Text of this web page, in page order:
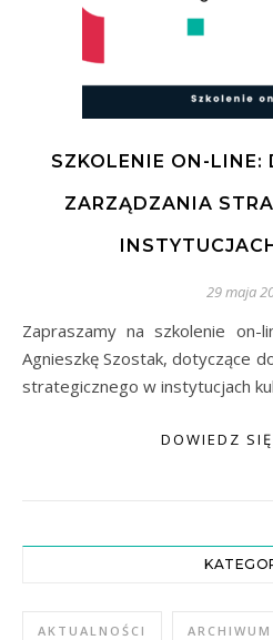
SZKOLENIE ON-LINE:
ZARZĄDZANIA
29 maja
Zapraszamy na szkolenie on-line prowadzone przez dr
Agnieszkę Szostak, dotyczące
strategicznego w instytucjach
DOWIEDZ SIĘ
AKTUALNOŚCI ARCHIWUM